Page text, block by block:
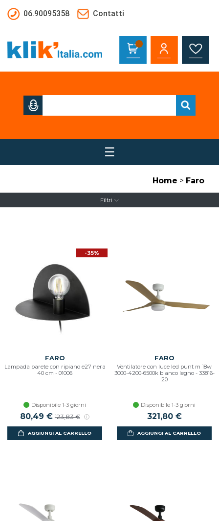
06.90095358
Contatti
☰
Home > Faro
Filtri
-35%
FARO
Lampada parete con ripiano e27 nera
40 cm - 01006
Disponibile 1-3 giorni
Prezzo scontato
80,49 € Prezzo di listino
123,83 €
AGGIUNGI AL CARRELLO
FARO
Ventilatore con luce led punt m 18w
3000-4200-6500k bianco legno - 33816-
20
Disponibile 1-3 giorni
321,80 €
AGGIUNGI AL CARRELLO